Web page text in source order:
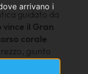
arrivano i
guidato da
il Gran
corale
giunto